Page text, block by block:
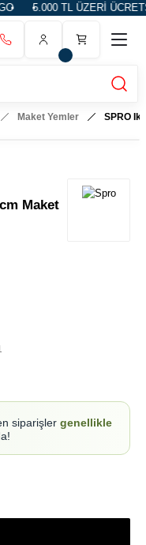
TL ÜZERİ ÜCRETSİZ
Maket Yemler SPRO
Maket
siparişler genellikle